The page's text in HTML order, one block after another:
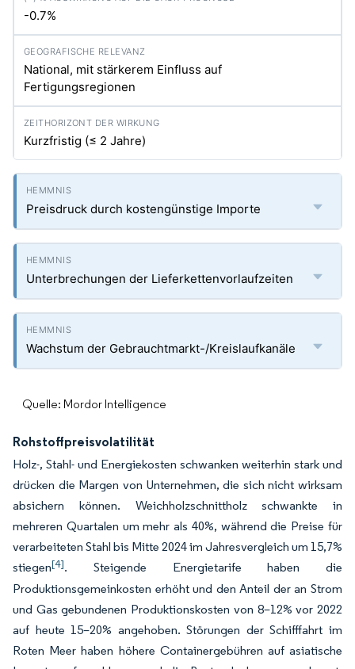
-0.7%
National, mit stärkerem Einfluss auf
Fertigungsregionen
Kurzfristig (≤ 2 Jahre)
Preisdruck durch kostengünstige Importe
Unterbrechungen der Lieferkettenvorlaufzeiten
Wachstum der Gebrauchtmarkt-/Kreislaufkanäle
Quelle: Mordor Intelligence
Rohstoffpreisvolatilität
Holz-, Stahl- und Energiekosten schwanken weiterhin stark und
drücken die Margen von Unternehmen, die sich nicht wirksam
absichern können. Weichholzschnittholz schwankte in
mehreren Quartalen um mehr als 40%, während die Preise für
verarbeiteten Stahl bis Mitte 2024 im Jahresvergleich um 15,7%
stiegen[4]. Steigende Energietarife haben die
Produktionsgemeinkosten erhöht und den Anteil der an Strom
und Gas gebundenen Produktionskosten von 8–12% vor 2022
auf heute 15–20% angehoben. Störungen der Schifffahrt im
Roten Meer haben höhere Containergebühren auf asiatische